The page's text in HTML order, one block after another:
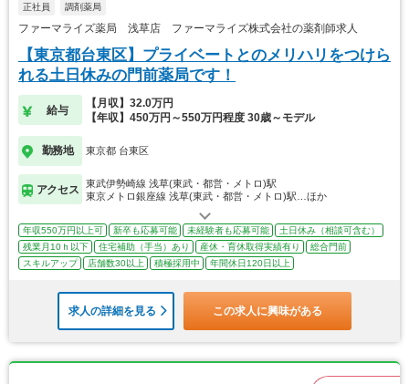
正社員 調剤薬局
ファーマライズ薬局 浅草店 ファーマライズ株式会社の薬剤師求人
【東京都台東区】プライベートとのメリハリをつけら
れる土日休みの門前薬局です！
給与
【月収】32.0万円
【年収】450万円～550万円程度 30歳～モデル
勤務地 東京都 台東区
アクセス
東武伊勢崎線 浅草(東武・都営・メトロ)駅
東京メトロ銀座線 浅草(東武・都営・メトロ)駅…ほか
年収550万円以上可 新卒も応募可能 未経験者も応募可能
土日休み（相談可含む）
残業月10ｈ以下
住宅補助（手当）あり 産休・育休取得実績有り
総合門前
スキルアップ
店舗数30以上 積極採用中 年間休日120日以上
求人の詳細を見る この求人に興味がある